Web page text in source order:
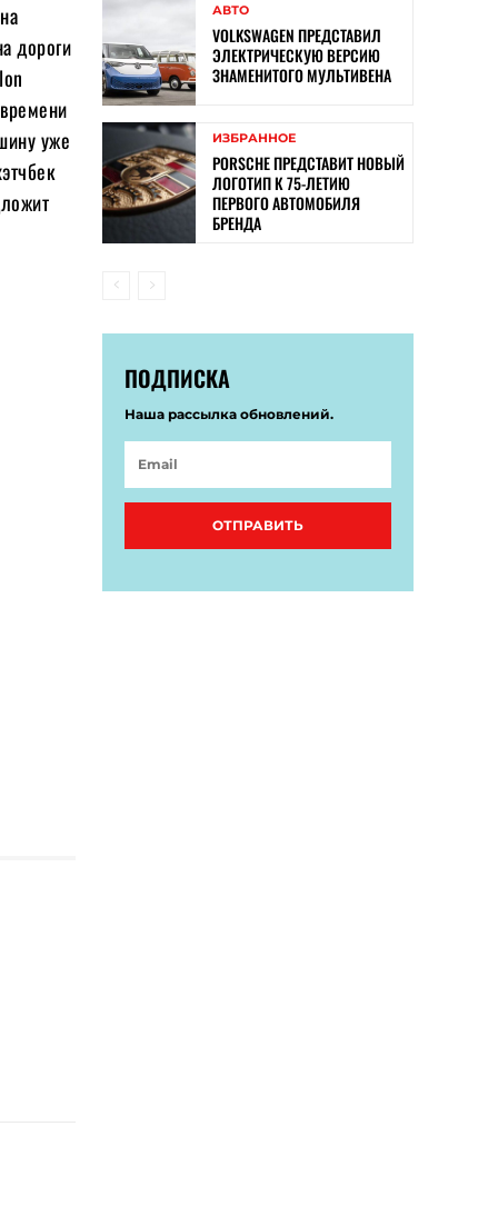
дороги
уже
АВТО
VOLKSWAGEN ПРЕДСТАВИЛ
ЭЛЕКТРИЧЕСКУЮ ВЕРСИЮ
ЗНАМЕНИТОГО МУЛЬТИВЕНА
ИЗБРАННОЕ
PORSCHE ПРЕДСТАВИТ НОВЫЙ
ЛОГОТИП К 75-ЛЕТИЮ
ПЕРВОГО АВТОМОБИЛЯ
БРЕНДА
ПОДПИСКА
Наша рассылка обновлений.
ОТПРАВИТЬ